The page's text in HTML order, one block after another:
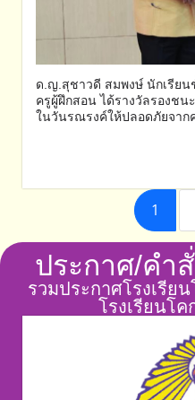
ด.ญ.สุชาวดี สมพงษ์ นักเรีย
ครูผู้ฝึกสอน ได้รางวัลรองช
ในวันรณรงค์ให้ปลอดภัยจาก
1
ประกาศ/คำ
รวมประกาศโรงเรีย
โรงเรียนโ